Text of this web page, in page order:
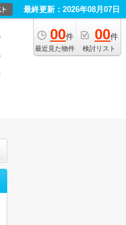
最終更新：2026年08月07日
00件
最近見た物件
00件
検討リスト